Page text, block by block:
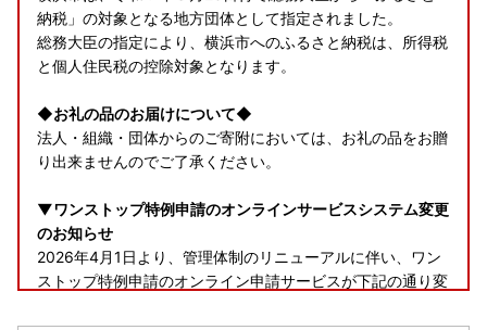
納税」の対象となる地方団体として指定されました。
総務大臣の指定により、横浜市へのふるさと納税は、所得税
と個人住民税の控除対象となります。
◆お礼の品のお届けについて◆
法人・組織・団体からのご寄附においては、お礼の品をお贈
り出来ませんのでご了承ください。
▼ワンストップ特例申請のオンラインサービスシステム変更
のお知らせ
2026年4月1日より、管理体制のリニューアルに伴い、ワン
ストップ特例申請のオンライン申請サービスが下記の通り変